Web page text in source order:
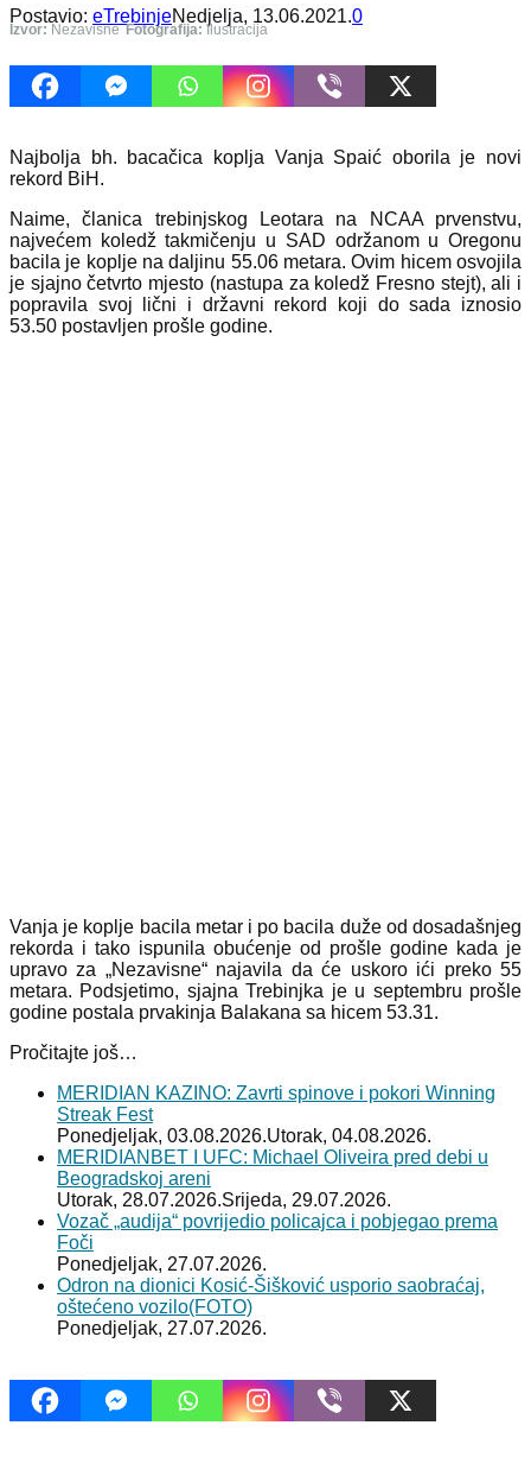
Postavio: eTrebinjeNedjelja, 13.06.2021.0
Izvor: Nezavisne Fotografija: Ilustracija
Najbolja bh. bacačica koplja Vanja Spaić oborila je novi
rekord BiH.
Naime, članica trebinjskog Leotara na NCAA prvenstvu,
najvećem koledž takmičenju u SAD održanom u Oregonu
bacila je koplje na daljinu 55.06 metara. Ovim hicem osvojila
je sjajno četvrto mjesto (nastupa za koledž Fresno stejt), ali i
popravila svoj lični i državni rekord koji do sada iznosio
53.50 postavljen prošle godine.
Vanja je koplje bacila metar i po bacila duže od dosadašnjeg
rekorda i tako ispunila obućenje od prošle godine kada je
upravo za „Nezavisne“ najavila da će uskoro ići preko 55
metara. Podsjetimo, sjajna Trebinjka je u septembru prošle
godine postala prvakinja Balakana sa hicem 53.31.
Pročitajte još…
MERIDIAN KAZINO: Zavrti spinove i pokori Winning
Streak Fest
Ponedjeljak, 03.08.2026.Utorak, 04.08.2026.
MERIDIANBET I UFC: Michael Oliveira pred debi u
Beogradskoj areni
Utorak, 28.07.2026.Srijeda, 29.07.2026.
Vozač „audija“ povrijedio policajca i pobjegao prema
Foči
Ponedjeljak, 27.07.2026.
Odron na dionici Kosić-Šišković usporio saobraćaj,
oštećeno vozilo(FOTO)
Ponedjeljak, 27.07.2026.